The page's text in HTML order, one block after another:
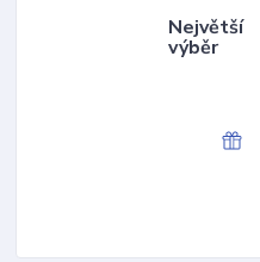
Největší
výběr